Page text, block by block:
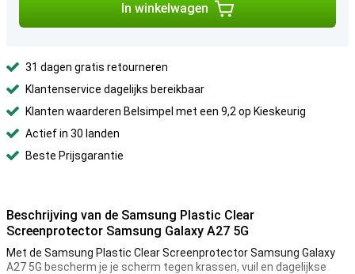
In winkelwagen
31 dagen gratis retourneren
Klantenservice dagelijks bereikbaar
Klanten waarderen Belsimpel met een 9,2 op Kieskeurig
Actief in 30 landen
Beste Prijsgarantie
Beschrijving van de Samsung Plastic Clear
Screenprotector Samsung Galaxy A27 5G
Met de Samsung Plastic Clear Screenprotector Samsung Galaxy
A27 5G bescherm je je scherm tegen krassen, vuil en dagelijkse